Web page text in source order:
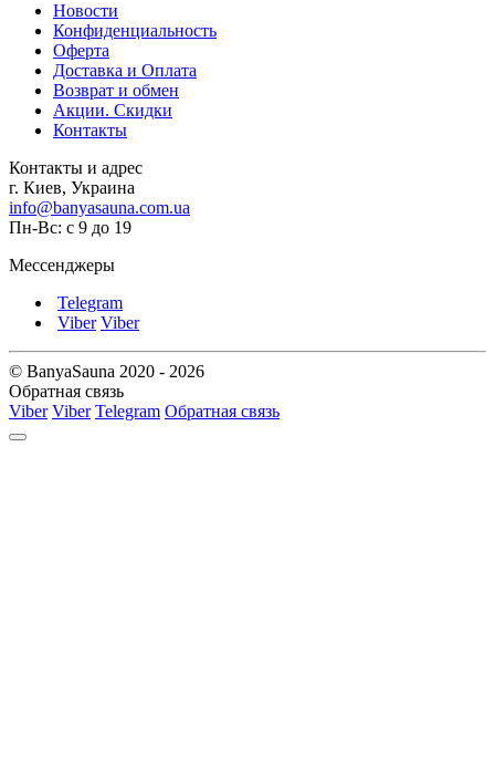
Новости
Конфиденциальность
Оферта
Доставка и Оплата
Возврат и обмен
Акции. Скидки
Контакты
Контакты и адрес
г. Киев, Украина
info@banyasauna.com.ua
Пн-Вс: с 9 до 19
Мессенджеры
Telegram
Viber Viber
© BanyaSauna 2020 - 2026
Обратная связь
Viber Viber Telegram Обратная связь